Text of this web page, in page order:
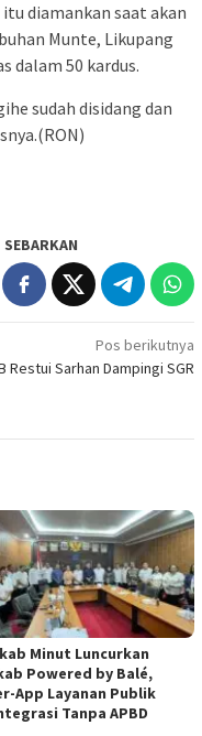
diamankan saat akan
Munte, Likupang
dalam 50 kardus.
sudah disidang dan
SEBARKAN
Pos berikutnya
Restui Sarhan Dampingi SGR
Minut Luncurkan
Powered by Balé,
App Layanan Publik
Tanpa APBD